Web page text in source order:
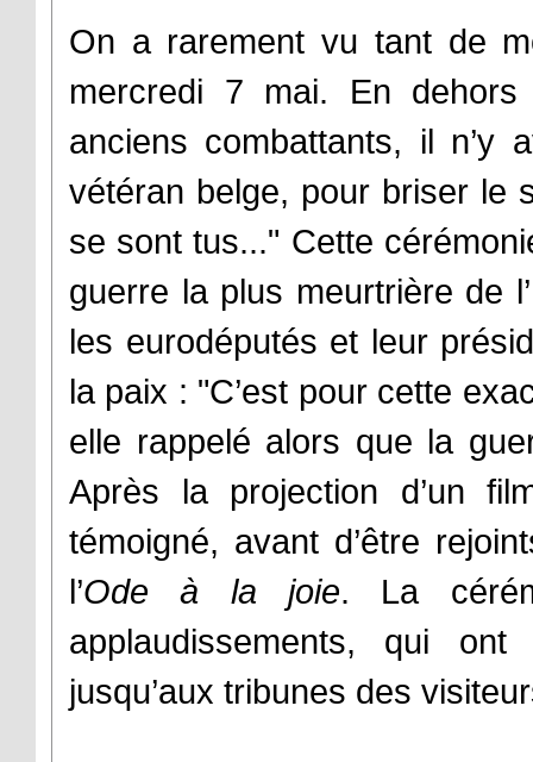
On a rarement vu tant de
mercredi 7 mai. En
anciens combattants, il n’y
vétéran belge, pour briser le
se sont tus..." Cette
guerre la plus meurtrière de
les eurodéputés et leur
la paix : "C’est pour cette
elle rappelé alors que la
Après la projection d’un
témoigné, avant d’être
l’Ode à la joie. La
applaudissements, qui
jusqu’aux tribunes des